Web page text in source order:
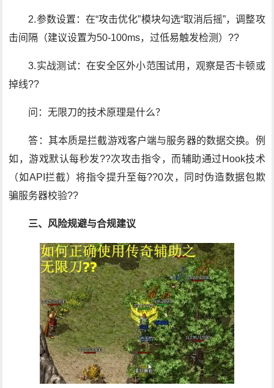
2.参数设置：在“攻击优化”模块勾选“取消后摇”，调整攻
击间隔（建议设置为50-100ms，过低易触发检测）??
3.实战测试：在安全区外小范围试用，观察是否卡顿或
掉线??
问：无限刀的技术原理是什么？
答：其本质是拦截游戏客户端与服务器的数据交换。例
如，游戏默认每秒发??次攻击指令，而辅助通过Hook技术
（如API拦截）将指令提升至每??0次，同时伪造数据包欺
骗服务器校验??
三、风险规避与合规建议